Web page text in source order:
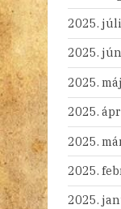
2025.
2025.
2025.
2025.
2025.
2025.
2025.